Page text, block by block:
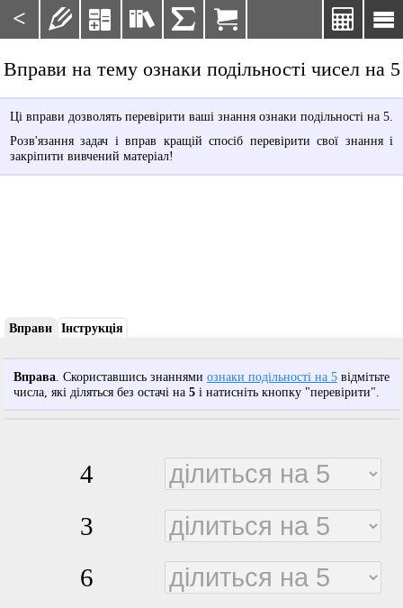
< 

    
Вправи на тему ознаки подільності чисел на 5
Ці вправи дозволять перевірити ваші знання ознаки подільності на 5.
Розв'язання задач і вправ кращій спосіб перевірити свої знання і
закріпити вивчений матеріал!
Вправи Інструкція
Вправа. Скориставшись знаннями ознаки подільності на 5відмітьте
числа, які діляться без остачі на 5і натисніть кнопку "перевірити".
4
3
6